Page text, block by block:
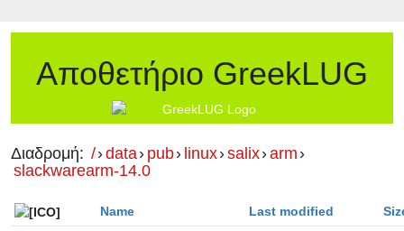
Αποθετήριο GreekLUG
Διαδρομή: /›data› pub› linux›salix›arm ›
slackwarearm-14.0
Name Last modified